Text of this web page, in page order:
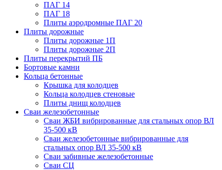
ПАГ 14
ПАГ 18
Плиты аэродромные ПАГ 20
Плиты дорожные
Плиты дорожные 1П
Плиты дорожные 2П
Плиты перекрытий ПБ
Бортовые камни
Кольца бетонные
Крышка для колодцев
Кольца колодцев стеновые
Плиты днищ колодцев
Сваи железобетонные
Сваи ЖБИ вибрированные для стальных опор ВЛ
35-500 кВ
Сваи железобетонные вибрированные для
стальных опор ВЛ 35-500 кВ
Сваи забивные железобетонные
Сваи СЦ